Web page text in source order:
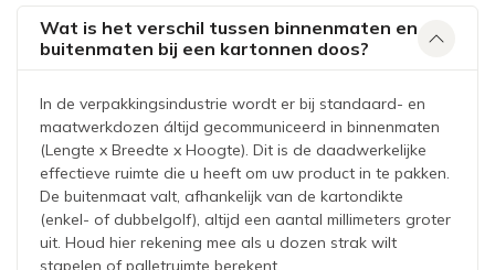
Wat is het verschil tussen binnenmaten en
buitenmaten bij een kartonnen doos?
In de verpakkingsindustrie wordt er bij standaard- en
maatwerkdozen áltijd gecommuniceerd in binnenmaten
(Lengte x Breedte x Hoogte). Dit is de daadwerkelijke
effectieve ruimte die u heeft om uw product in te pakken.
De buitenmaat valt, afhankelijk van de kartondikte
(enkel- of dubbelgolf), altijd een aantal millimeters groter
uit. Houd hier rekening mee als u dozen strak wilt
stapelen of palletruimte berekent.